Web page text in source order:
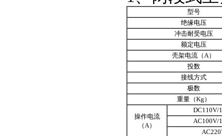
型号
绝缘电压
冲击耐受电压
额定电压
壳架电流（A）
投数
接线方式
极数
重量（Kg）
操作电流
（A）
DC110V/
AC100V/